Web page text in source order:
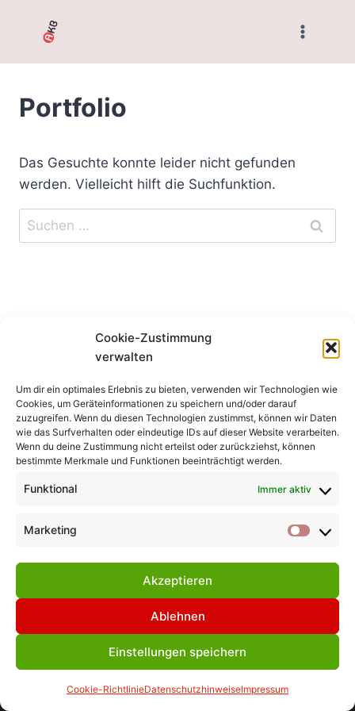
Cookie-Zustimmung
verwalten
Um dir ein optimales Erlebnis zu bieten, verwenden wir Technologien wie
Cookies, um Geräteinformationen zu speichern und/oder darauf
zuzugreifen. Wenn du diesen Technologien zustimmst, können wir Daten
wie das Surfverhalten oder eindeutige IDs auf dieser Website verarbeiten.
Wenn du deine Zustimmung nicht erteilst oder zurückziehst, können
bestimmte Merkmale und Funktionen beeinträchtigt werden.
Funktional Immer aktiv
Marketing
Akzeptieren
Ablehnen
Einstellungen speichern
Cookie-RichtlinieDatenschutzhinweiseImpressum
Portfolio
Das Gesuchte konnte leider nicht gefunden
werden. Vielleicht hilft die Suchfunktion.
Suchen
nach:
Impressum
Cookie Richtlinie
Braunschweig e.V.